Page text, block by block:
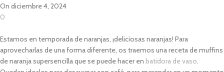
On diciembre 4, 2024
0
Estamos en temporada de naranjas, ¡deliciosas naranjas! Para
aprovecharlas de una forma diferente, os traemos una receta de muffins
de naranja supersencilla que se puede hacer en batidora de vaso